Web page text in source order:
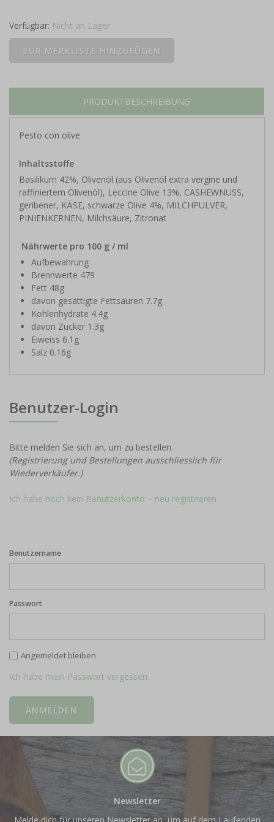
Verfügbar: Nicht an Lager
PRODUKTBESCHREIBUNG
Pesto con olive
Inhaltsstoffe
Basilikum 42%, Olivenöl (aus Olivenöl extra vergine und
raffiniertem Olivenöl), Leccine Olive 13%, CASHEWNUSS,
geribener, KÄSE, schwarze Olive 4%, MILCHPULVER,
PINIENKERNEN, Milchsäure, Zitronat
Nährwerte pro 100 g / ml
Aufbewahrung
Brennwerte 479
Fett 48g
davon gesättigte Fettsäuren 7.7g
Kohlenhydrate 4.4g
davon Zucker 1.3g
Eiweiss 6.1g
Salz 0.16g
Benutzer-Login
Bitte melden Sie sich an, um zu bestellen.
(Registrierung und Bestellungen ausschliesslich für
Wiederverkäufer.)
Ich habe noch kein Benutzerkonto – neu registrieren
Benutzername
Passwort
Angemeldet bleiben
Ich habe mein Passwort vergessen.
Newsletter
Melde dich für unseren Newsletter an, um auf dem Laufenden